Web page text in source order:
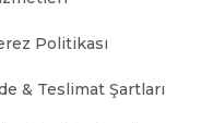
Politikası
& Teslimat Şartları